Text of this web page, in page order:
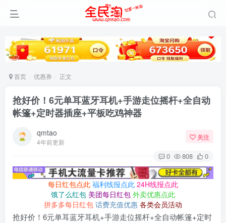
首页 优惠券 正文
抢好价！6元单耳蓝牙耳机+手游走位摇杆+全自动
帐篷+定时器插座+平板吃鸡神器
qmtao
4年前更新
关注
0 808 0
每日红包点此 福利线报点此 24H线报点此
饿了么红包 美团每日红包 外卖优惠点此
拼多多每日红包 话费充值优惠 各类会员活动
抢好价！6元单耳蓝牙耳机+手游走位摇杆+全自动帐篷+定时